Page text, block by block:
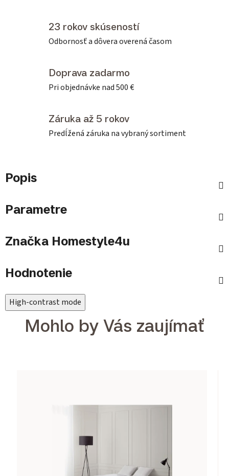
23 rokov skúseností
Odbornosť a dôvera overená časom
Doprava zadarmo
Pri objednávke nad 500 €
Záruka až 5 rokov
Predĺžená záruka na vybraný sortiment
Popis
Parametre
Značka Homestyle4u
Hodnotenie
High-contrast mode
Mohlo by Vás zaujímať